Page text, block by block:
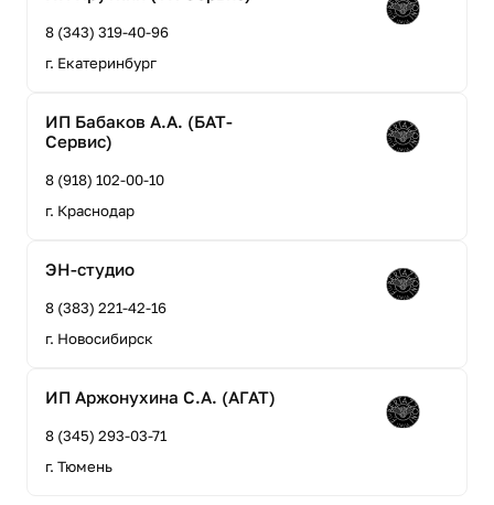
8 (343) 319-40-96
г. Екатеринбург
ИП Бабаков А.А. (БАТ-
Сервис)
8 (918) 102-00-10
г. Краснодар
ЭН-студио
8 (383) 221-42-16
г. Новосибирск
ИП Аржонухина С.А. (АГАТ)
8 (345) 293-03-71
г. Тюмень